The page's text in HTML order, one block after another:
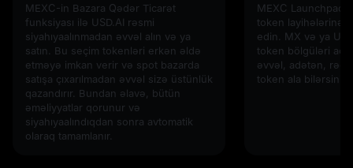
MEXC-in Bazara Qədər Ticarət
funksiyası ilə USD.AI rəsmi
siyahıyaalınmadan əvvəl alın və ya
satın. Bu seçim tokenləri erkən əldə
etməyə imkan verir və spot bazarda
satışa çıxarılmadan əvvəl sizə üstünlük
qazandırır. Bundan əlavə, bütün
əməliyyatlar qorunur və
siyahıyaalındıqdan sonra avtomatik
olaraq tamamlanır.
MEXC Launchpad
token layihələrinə
edin. MX və ya
token bölgüləri
əvvəl, adətən,
token ala bilərsiniz!